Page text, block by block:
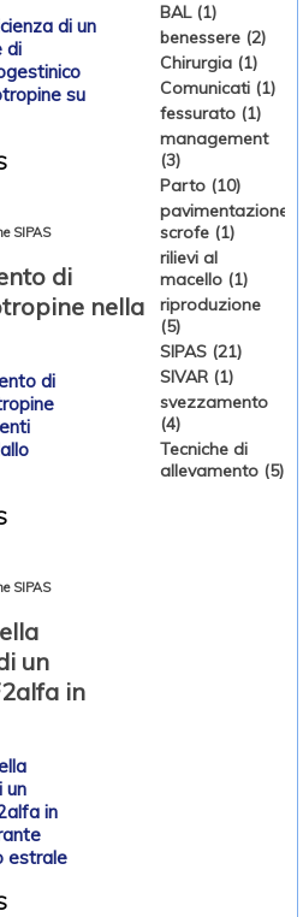
di un
di
su
SIPAS
di
nella
di
SIPAS
un
in
un
in
estrale
BAL (1)
benessere (2)
Chirurgia (1)
Comunicati (1)
fessurato (1)
management
(3)
Parto (10)
pavimentazione
scrofe (1)
rilievi al
macello (1)
riproduzione
(5)
SIPAS (21)
SIVAR (1)
svezzamento
(4)
Tecniche di
allevamento (5)